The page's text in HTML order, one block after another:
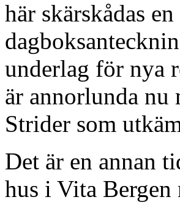
här skärskådas
underlag för nya
är annorlunda
Strider som
Det är en annan
hus i Vita